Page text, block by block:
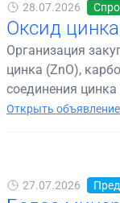
28.07.2026
Оксид цинка
Организация
цинка (ZnO),
соединения
Открыть объявление
27.07.2026